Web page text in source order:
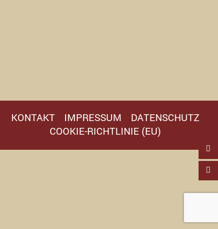
KONTAKT IMPRESSUM
DATENSCHUTZ
COOKIE-RICHTLINIE (EU)